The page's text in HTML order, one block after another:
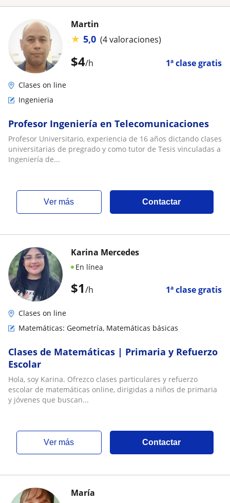
$4/h 1ª clase gratis
Martin
★ 5,0 (4 valoraciones)
Clases on line
Ingenieria
Profesor Ingeniería en Telecomunicaciones
Profesor Universitario, experiencia de 16 años dictando clases
universitarias de pregrado y como tutor de Tesis vinculadas a
Ingeniería de...
ver más Contactar
$1/h 1ª clase gratis
Karina Mercedes
En línea
Clases on line
Matemáticas: Geometría, Matemáticas básicas
​Clases de Matemáticas | Primaria y Refuerzo
Escolar
Hola, soy Karina. Ofrezco clases particulares y refuerzo
escolar de matemáticas online, dirigidas a niños de primaria
y jóvenes que buscan...
ver más Contactar
María